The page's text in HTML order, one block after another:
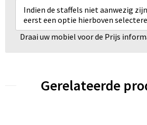
Indien de staffels niet aanwezig
eerst een optie hierboven
Draai uw mobiel voor de Prijs
Gerelateerde